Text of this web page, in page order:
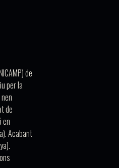
de
per la
de
en
Acabant